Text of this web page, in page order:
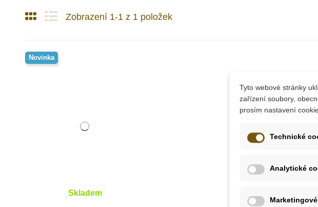
Zobrazení 1-1 z 1 položek
Novinka
Skladem
Tyto webové stránky
zařízení soubory,
prosím nastavení
Technické
Analytické